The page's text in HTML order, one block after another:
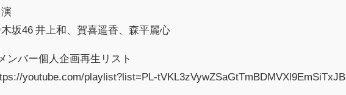
木坂46 井上和、賀喜遥香、森平麗心
ンバー個人企画再生リスト
youtube.com/playlist?list=PL-tVKL3zVywZSaGtTmBDMVXl9EmSiTxJB